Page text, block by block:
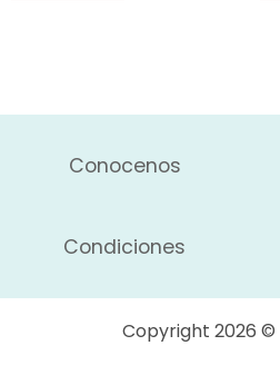
Conocenos
Condiciones
Copyright 2026 ©